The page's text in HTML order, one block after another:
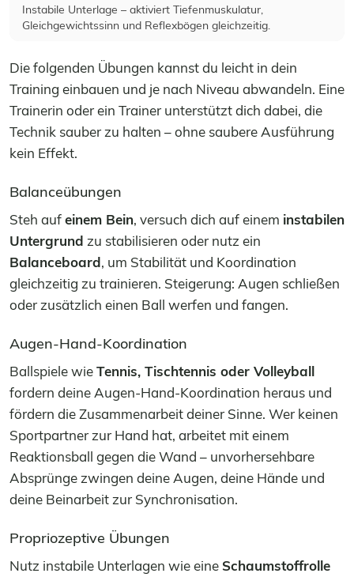
Instabile Unterlage – aktiviert Tiefenmuskulatur,
Gleichgewichtssinn und Reflexbögen gleichzeitig.
Die folgenden Übungen kannst du leicht in dein
Training einbauen und je nach Niveau abwandeln. Eine
Trainerin oder ein Trainer unterstützt dich dabei, die
Technik sauber zu halten – ohne saubere Ausführung
kein Effekt.
Balanceübungen
Steh aufeinem Bein, versuch dich auf einem instabilen
Untergrund zu stabilisieren oder nutz ein
Balanceboard, um Stabilität und Koordination
gleichzeitig zu trainieren. Steigerung: Augen schließen
oder zusätzlich einen Ball werfen und fangen.
Augen-Hand-Koordination
Ballspiele wieTennis, Tischtennis oder Volleyball
fordern deine Augen-Hand-Koordination heraus und
fördern die Zusammenarbeit deiner Sinne. Wer keinen
Sportpartner zur Hand hat, arbeitet mit einem
Reaktionsball gegen die Wand – unvorhersehbare
Absprünge zwingen deine Augen, deine Hände und
deine Beinarbeit zur Synchronisation.
Propriozeptive Übungen
Nutz instabile Unterlagen wie eine Schaumstoffrolle